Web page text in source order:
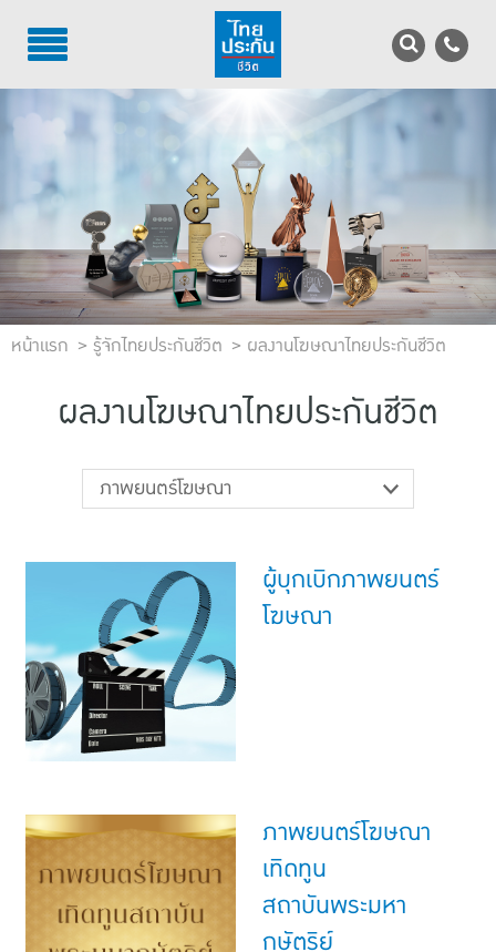
TH EN
บริการลูกค้า
บริการตัวแทน
รู้จักไทยประกันชีวิต
นักลงทุนสัมพันธ์
เพื่อสังคมไทย
ติดต่อไทยประกันชีวิต
แบบประกันทั้งหมด
แบบประกันที่เหมาะกับช่วงอายุ
เปรียบเทียบแบบประกัน
เลือกแบบประกันที่เหมาะกับคุณ
TL Learning Center
หน้าแรก รู้จักไทยประกันชีวิต ผลงานโฆษณาไทยประกันชีวิต
ผลงานโฆษณาไทยประกันชีวิต
ภาพยนตร์โฆษณา
ผู้บุกเบิกภาพยนตร์
โฆษณา
ภาพยนตร์โฆษณา
เทิดทูน
สถาบันพระมหา
กษัตริย์